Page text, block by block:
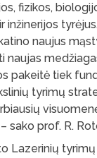
fizikos,
inžinerijos
naujus
naujas
pakeitė tiek
tyrimų
sako prof. R.
Lazerinių